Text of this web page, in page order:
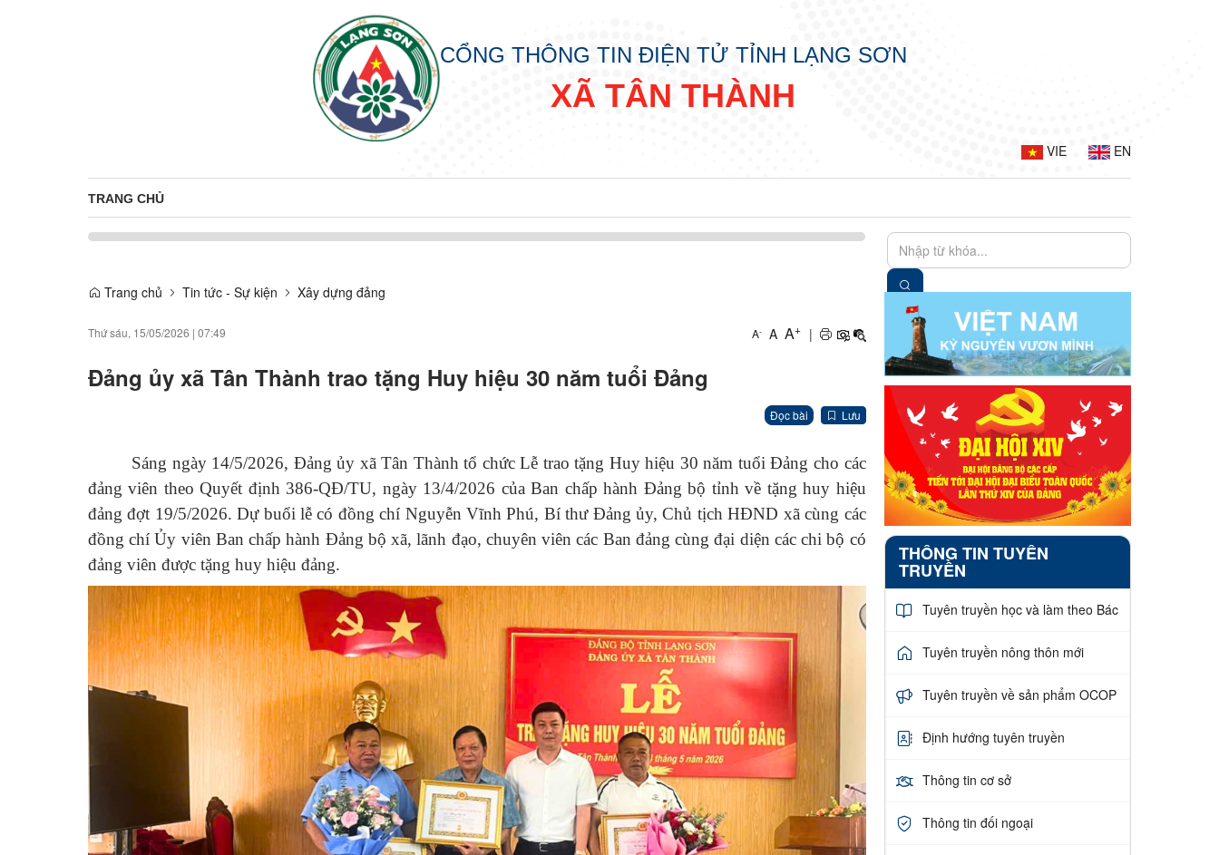
CỔNG THÔNG TIN ĐIỆN TỬ TỈNH LẠNG SƠN
XÃ TÂN THÀNH
VIE EN
TRANG CHỦ
Trang chủ Tin tức - Sự kiện Xây dựng đảng
Thứ sáu, 15/05/2026 | 07:49 A- A A+ |
Đảng ủy xã Tân Thành trao tặng Huy hiệu 30 năm tuổi Đảng
Đọc bài Lưu
Sáng ngày 14/5/2026, Đảng ủy xã Tân Thành tổ chức Lễ trao tặng Huy hiệu 30 năm tuổi Đảng cho các
đảng viên theo Quyết định 386-QĐ/TU, ngày 13/4/2026 của Ban chấp hành Đảng bộ tỉnh về tặng huy hiệu
đảng đợt 19/5/2026. Dự buổi lễ có đồng chí Nguyễn Vĩnh Phú, Bí thư Đảng ủy, Chủ tịch HĐND xã cùng các
đồng chí Ủy viên Ban chấp hành Đảng bộ xã, lãnh đạo, chuyên viên các Ban đảng cùng đại diện các chi bộ có
đảng viên được tặng huy hiệu đảng.
THÔNG TIN TUYÊN
TRUYỀN
Tuyên truyền học và làm theo Bác
Tuyên truyền nông thôn mới
Tuyên truyền về sản phẩm OCOP
Định hướng tuyên truyền
Thông tin cơ sở
Thông tin đối ngoại